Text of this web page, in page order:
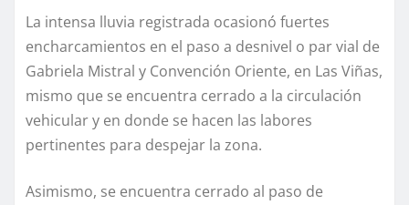
La intensa lluvia registrada ocasionó fuertes
encharcamientos en el paso a desnivel o par vial de
Gabriela Mistral y Convención Oriente, en Las Viñas,
mismo que se encuentra cerrado a la circulación
vehicular y en donde se hacen las labores
pertinentes para despejar la zona.
Asimismo, se encuentra cerrado al paso de